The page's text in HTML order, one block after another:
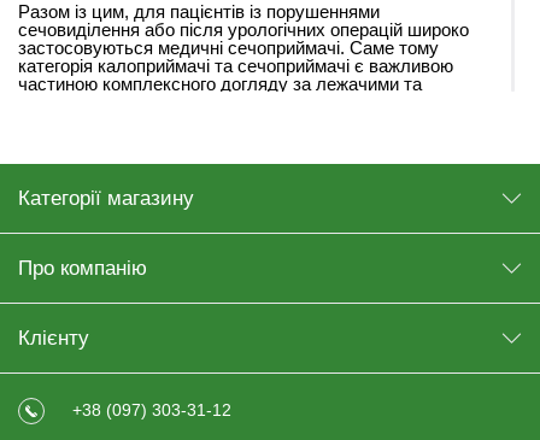
Разом із цим, для пацієнтів із порушеннями
сечовиділення або після урологічних операцій широко
застосовуються медичні сечоприймачі. Саме тому
категорія калоприймачі та сечоприймачі є важливою
частиною комплексного догляду за лежачими та
запальних захворювань кишківника лікарі можуть
природного анального шляху на поверхню живота.
Такий отвір називають стомою.
Після стомування калові маси виводяться виключно
постійною — це залежить від виду операції та
загального стану пацієнта.
Калові маси зазвичай мають сформовану або
Категорії магазину
Про компанію
Клієнту
+38 (097) 303-31-12